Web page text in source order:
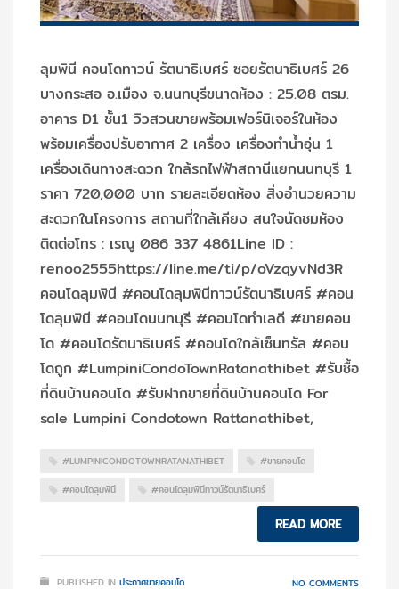
ลุมพินี คอนโดทาวน์ รัตนาธิเบศร์ ซอยรัตนาธิเบศร์ 26
บางกระสอ อ.เมือง จ.นนทบุรีขนาดห้อง : 25.08 ตรม.
อาคาร D1 ชั้น1 วิวสวนขายพร้อมเฟอร์นิเจอร์ในห้อง
พร้อมเครื่องปรับอากาศ 2 เครื่อง เครื่องทำน้ำอุ่น 1
เครื่องเดินทางสะดวก ใกล้รถไฟฟ้าสถานีแยกนนทบุรี 1
ราคา 720,000 บาท รายละเอียดห้อง สิ่งอำนวยความ
สะดวกในโครงการ สถานที่ใกล้เคียง สนใจนัดชมห้อง
ติดต่อโทร : เรณู 086 337 4861Line ID :
renoo2555https://line.me/ti/p/oVzqyvNd3R
คอนโดลุมพินี #คอนโดลุมพินีทาวน์รัตนาธิเบศร์ #คอน
โดลุมพินี #คอนโดนนทบุรี #คอนโดทำเลดี #ขายคอน
โด #คอนโดรัตนาธิเบศร์ #คอนโดใกล้เซ็นทรัล #คอน
โดถูก #LumpiniCondoTownRatanathibet #รับซื้อ
ที่ดินบ้านคอนโด #รับฝากขายที่ดินบ้านคอนโด For
sale Lumpini Condotown Rattanathibet,
#LUMPINICONDOTOWNRATANATHIBET #ขายคอนโด
#คอนโดลุมพินี #คอนโดลุมพินีทาวน์รัตนาธิเบศร์
READ MORE
PUBLISHED IN ประกาศขายคอนโด NO COMMENTS